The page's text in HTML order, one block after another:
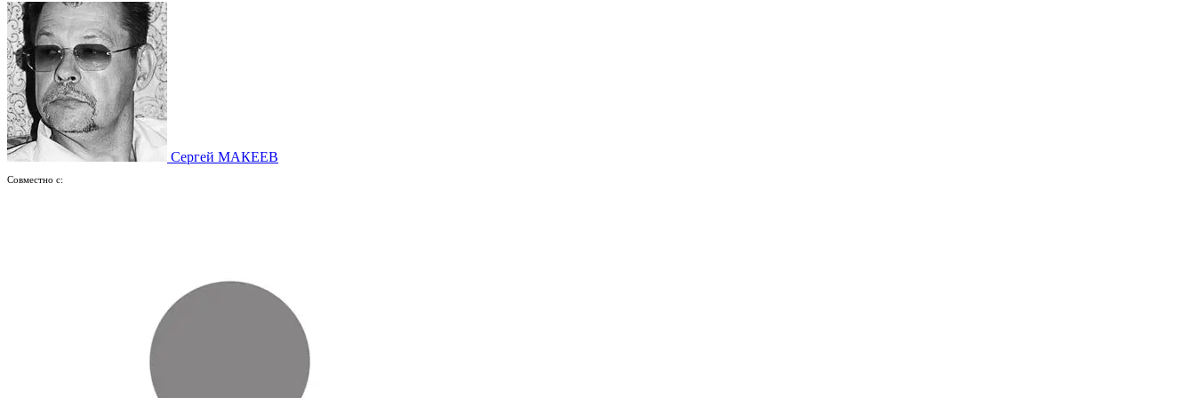
Сергей МАКЕЕВ
Совместно с: